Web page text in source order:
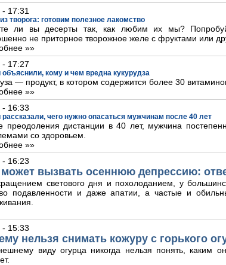
- 17:31
творога: готовим полезное лакомство
ли вы десерты так, как любим их мы?
не приторное творожное желе с фруктами или
»»
- 17:27
объяснили, кому и чем вредна кукурудза
— продукт, в котором содержится более 30
»»
- 16:33
рассказали, чего нужно опасаться мужчинам после 40 лет
преодоления дистанции в 40 лет, мужчина
со здоровьем.
»»
- 16:23
вызвать осеннюю депрессию:
светового дня и похолоданием, у
подавленности и даже апатии, а частые и
- 15:33
нельзя снимать кожуру с горького
виду огурца никогда нельзя понять, каким